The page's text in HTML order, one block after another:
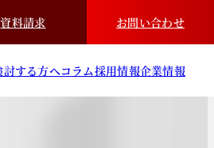
資料請求 お問い合わせ
する方へコラム採用情報企業情報